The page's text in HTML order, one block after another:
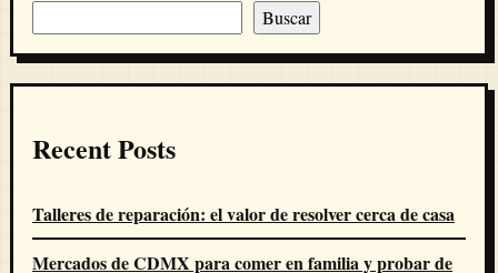
Buscar
Recent Posts
Talleres de reparación: el valor de resolver cerca de casa
Mercados de CDMX para comer en familia y probar de